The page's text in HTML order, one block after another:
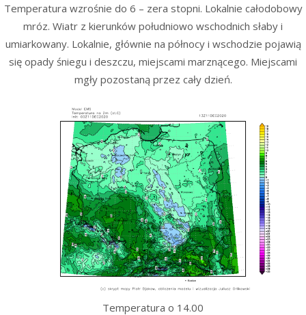
Temperatura wzrośnie do 6 – zera stopni. Lokalnie całodobowy
mróz. Wiatr z kierunków południowo wschodnich słaby i
umiarkowany. Lokalnie, głównie na północy i wschodzie pojawią
się opady śniegu i deszczu, miejscami marznącego. Miejscami
mgły pozostaną przez cały dzień.
Temperatura o 14.00